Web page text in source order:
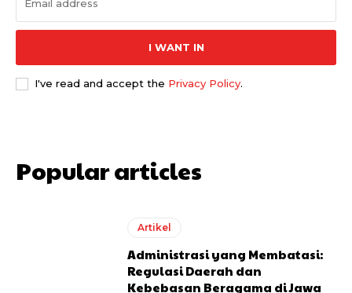
I WANT IN
I've read and accept the Privacy Policy.
Popular articles
Artikel
Administrasi yang Membatasi:
Regulasi Daerah dan
Kebebasan Beragama di Jawa